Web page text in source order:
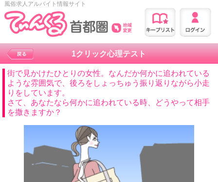
風俗求人アルバイト情報サイト
1クリック心理テスト
街で見かけたひとりの女性。なんだか何かに追われている
ような雰囲気で、後ろをしょっちゅう振り返りながら小走
りをしています。
さて、あなたなら何かに追われている時、どうやって相手
を撒きますか？